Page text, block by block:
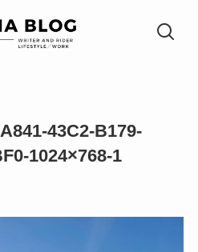
43C2-B179-
1024×768-1